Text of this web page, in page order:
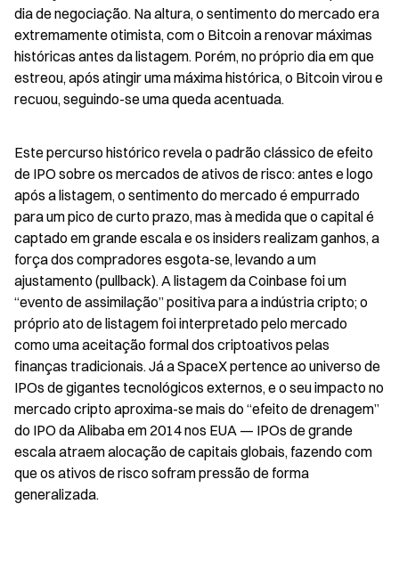
dia de negociação. Na altura, o sentimento do mercado era
extremamente otimista, com o Bitcoin a renovar máximas
históricas antes da listagem. Porém, no próprio dia em que
estreou, após atingir uma máxima histórica, o Bitcoin virou e
recuou, seguindo-se uma queda acentuada.
Este percurso histórico revela o padrão clássico de efeito
de IPO sobre os mercados de ativos de risco: antes e logo
após a listagem, o sentimento do mercado é empurrado
para um pico de curto prazo, mas à medida que o capital é
captado em grande escala e os insiders realizam ganhos, a
força dos compradores esgota-se, levando a um
ajustamento (pullback). A listagem da Coinbase foi um
“evento de assimilação” positiva para a indústria cripto; o
próprio ato de listagem foi interpretado pelo mercado
como uma aceitação formal dos criptoativos pelas
finanças tradicionais. Já a SpaceX pertence ao universo de
IPOs de gigantes tecnológicos externos, e o seu impacto no
mercado cripto aproxima-se mais do “efeito de drenagem”
do IPO da Alibaba em 2014 nos EUA — IPOs de grande
escala atraem alocação de capitais globais, fazendo com
que os ativos de risco sofram pressão de forma
generalizada.